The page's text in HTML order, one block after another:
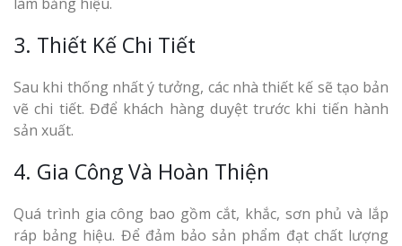
3. Thiết Kế Chi Tiết
Sau khi thống nhất ý tưởng, các nhà thiết kế sẽ tạo bản
vẽ chi tiết. Đđể khách hàng duyệt trước khi tiến hành
sản xuất.
4. Gia Công Và Hoàn Thiện
Quá trình gia công bao gồm cắt, khắc, sơn phủ và lắp
ráp bảng hiệu. Để đảm bảo sản phẩm đạt chất lượng